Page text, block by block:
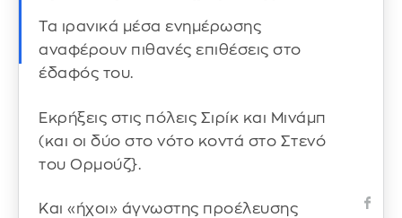
Τα ιρανικά μέσα ενημέρωσης
αναφέρουν πιθανές επιθέσεις στο
έδαφός του.
Εκρήξεις στις πόλεις Σιρίκ και Μινάμπ
(και οι δύο στο νότο κοντά στο Στενό
του Ορμούζ}.
Και «ήχοι» άγνωστης προέλευσης